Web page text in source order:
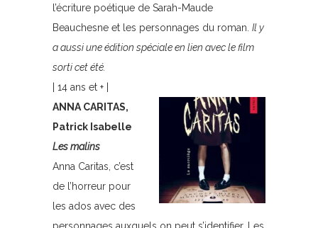
l’écriture poétique de Sarah-Maude
Beauchesne et les personnages du roman. Il y
a aussi une édition spéciale en lien avec le film
sorti cet été.
| 14 ans et + |
ANNA CARITAS,
Patrick Isabelle
Les malins
Anna Caritas, c’est
de l’horreur pour
les ados avec des